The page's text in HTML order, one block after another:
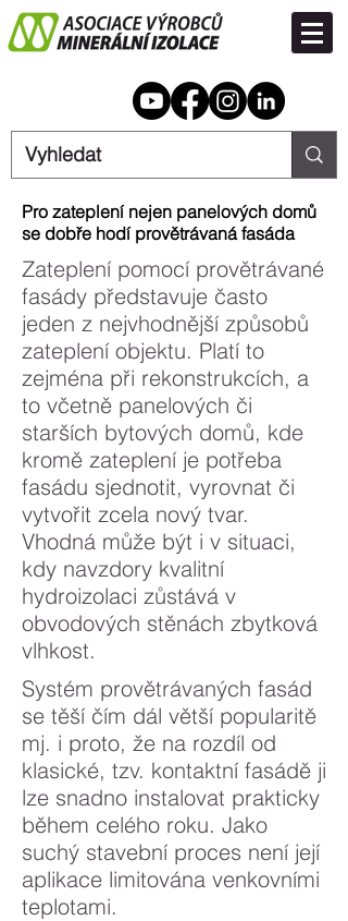
Pro zateplení nejen panelových domů
se dobře hodí provětrávaná fasáda
Zateplení pomocí provětrávané
fasády představuje často
jeden z nejvhodnější způsobů
zateplení objektu. Platí to
zejména při rekonstrukcích, a
to včetně panelových či
starších bytových domů, kde
kromě zateplení je potřeba
fasádu sjednotit, vyrovnat či
vytvořit zcela nový tvar.
Vhodná může být i v situaci,
kdy navzdory kvalitní
hydroizolaci zůstává v
obvodových stěnách zbytková
vlhkost.
Systém provětrávaných fasád
se těší čím dál větší popularitě
mj. i proto, že na rozdíl od
klasické, tzv. kontaktní fasádě ji
lze snadno instalovat prakticky
během celého roku. Jako
suchý stavební proces není její
aplikace limitována venkovními
teplotami.